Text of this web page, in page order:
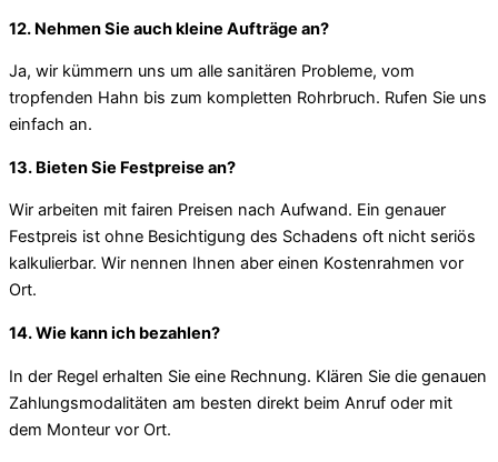
12. Nehmen Sie auch kleine Aufträge an?
Ja, wir kümmern uns um alle sanitären Probleme, vom
tropfenden Hahn bis zum kompletten Rohrbruch. Rufen Sie uns
einfach an.
13. Bieten Sie Festpreise an?
Wir arbeiten mit fairen Preisen nach Aufwand. Ein genauer
Festpreis ist ohne Besichtigung des Schadens oft nicht seriös
kalkulierbar. Wir nennen Ihnen aber einen Kostenrahmen vor
Ort.
14. Wie kann ich bezahlen?
In der Regel erhalten Sie eine Rechnung. Klären Sie die genauen
Zahlungsmodalitäten am besten direkt beim Anruf oder mit
dem Monteur vor Ort.